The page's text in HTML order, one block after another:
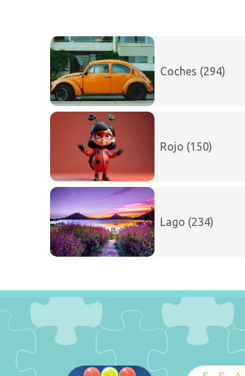
Coches (294)
Rojo (150)
Lago (234)